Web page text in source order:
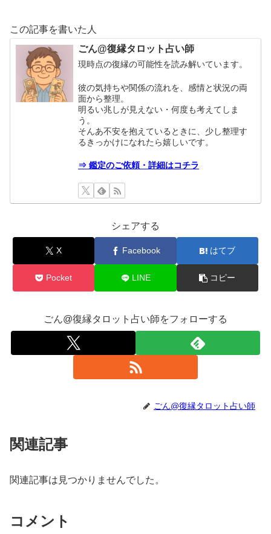
この記事を書いた人
ごん@復縁タロット占い師
現時点の復縁の可能性を読み解いています。
彼の気持ちや関係の流れを、感情と状況の両
面から整理。
明るい兆しが見えない・何度も考えてしま
う。
そんあ不安を抱えているときに、少し整理す
るきっかけになれたら嬉しいです。
⇒ 鑑定のご依頼・詳細はコチラ
シェアする
X Facebook はてブ
Pocket LINE コピー
ごん@復縁タロット占い師をフォローする
ごん@復縁タロット占い師
関連記事
関連記事は見つかりませんでした。
コメント